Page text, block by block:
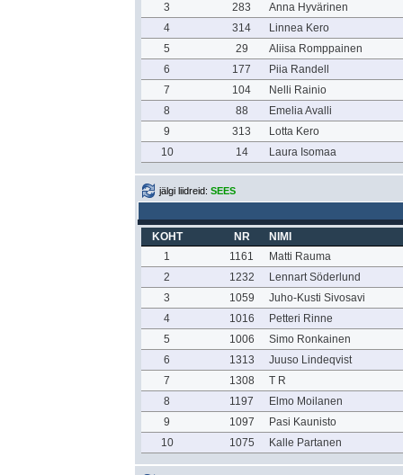
3
283
Anna Hyvärinen
4
314
Linnea Kero
5
29
Aliisa Romppainen
6
177
Piia Randell
7
104
Nelli Rainio
8
88
Emelia Avalli
9
313
Lotta Kero
10
14 Laura Isomaa
jälgi liidreid: SEES
KOHT NR
NIMI
1
1161
Matti Rauma
2
1232
Lennart Söderlund
3
1059
Juho-Kusti Sivosavi
4
1016
Petteri Rinne
5
1006
Simo Ronkainen
6
1313
Juuso Lindeqvist
7
1308
T R
8
1197
Elmo Moilanen
9
1097
Pasi Kaunisto
10
1075 Kalle Partanen